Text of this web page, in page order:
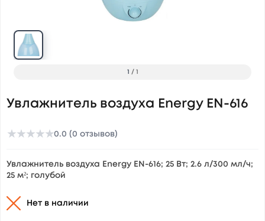
1 / 1
Увлажнитель воздуха Energy EN-616
★★★★★0.0 (0 отзывов)
Увлажнитель воздуха Energy EN-616; 25 Вт; 2.6 л/300 мл/ч;
25 м²; голубой
Нет в наличии